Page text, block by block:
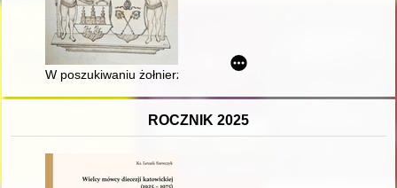
W poszukiwaniu żołnierzy poległych w walkach o Kołobrzeg
ROCZNIK 2025